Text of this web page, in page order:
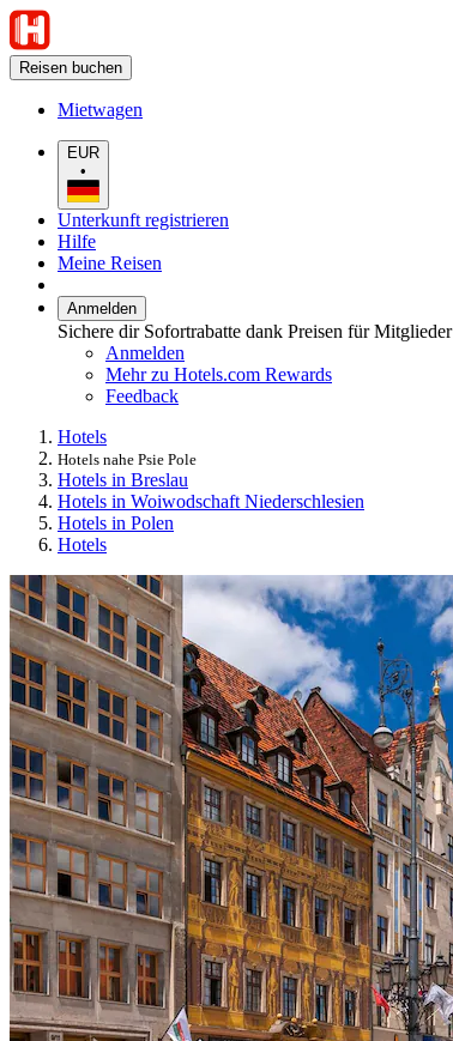
Reisen buchen
Mietwagen
EUR
•
Unterkunft registrieren
Hilfe
Meine Reisen
Anmelden
Sichere dir Sofortrabatte dank Preisen für Mitglieder
Anmelden
Mehr zu Hotels.com Rewards
Feedback
Hotels
Hotels nahe Psie Pole
Hotels in Breslau
Hotels in Woiwodschaft Niederschlesien
Hotels in Polen
Hotels